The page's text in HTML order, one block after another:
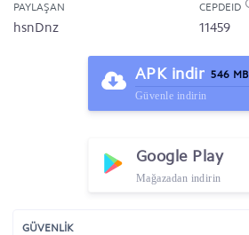
PAYLAŞAN
hsnDnz
CEPDEID
11459
APK indir 546 MB
Güvenle indirin
Google Play
Mağazadan indirin
GÜVENLİK